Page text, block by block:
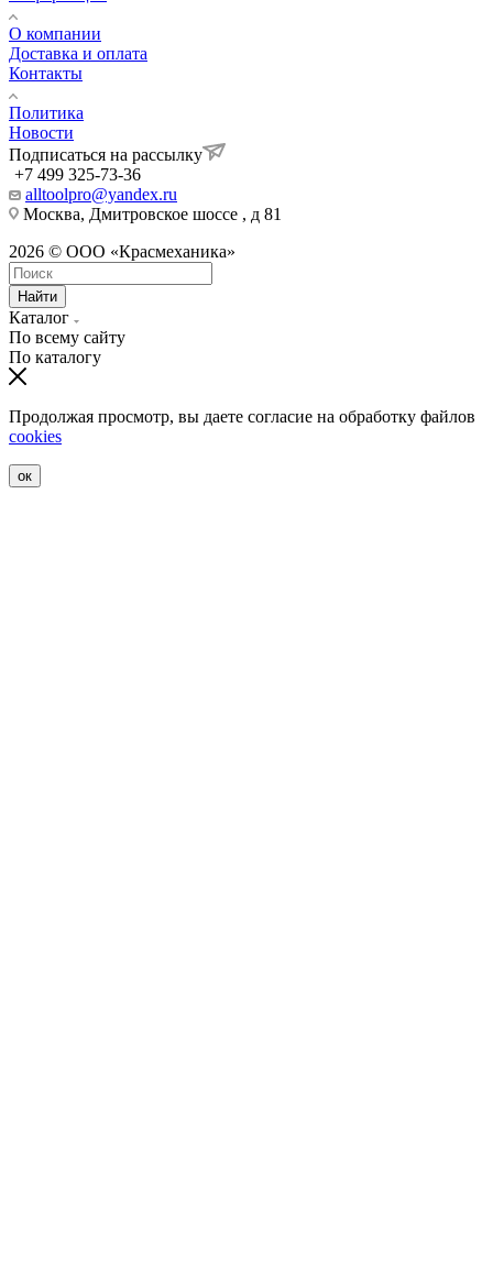
О компании
Доставка и оплата
Контакты
Политика
Новости
Подписаться на рассылку
+7 499 325-73-36
alltoolpro@yandex.ru
Москва, Дмитровское шоссе , д 81
2026 © ООО «Красмеханика»
Найти
Каталог
По всему сайту
По каталогу
Продолжая просмотр, вы даете согласие на обработку файлов
cookies
ок